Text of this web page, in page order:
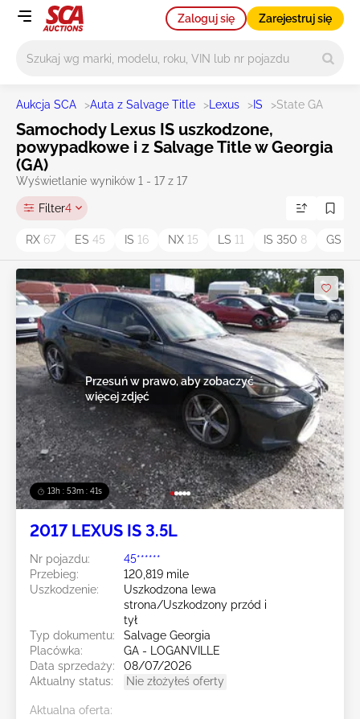
Zaloguj się Zarejestruj się
Aukcja SCA >Auta z Salvage Title > Lexus >IS >State GA
Samochody Lexus IS uszkodzone,
powypadkowe i z Salvage Title w Georgia
(GA)
Wyświetlanie wyników 1 - 17 z 17
Filter4
RX 67 ES 45 IS 16 NX 15 LS 11 IS 350 8 GS
13h : 53m : 39s
Przesuń w prawo, aby zobaczyć
więcej zdjęć
2017 LEXUS IS 3.5L
Nr pojazdu:
45******
Przebieg:
120,819 mile
Uszkodzenie:
Uszkodzona lewa
strona/Uszkodzony przód i
tył
Typ dokumentu:
Salvage Georgia
Placówka:
GA - LOGANVILLE
Data sprzedaży:
08/07/2026
Aktualny status:
Nie złożyłeś oferty
Aktualna oferta: